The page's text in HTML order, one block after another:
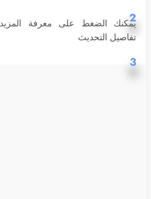
2
يمكنك الضغط على معرفة
تفاصيل التحديث
3